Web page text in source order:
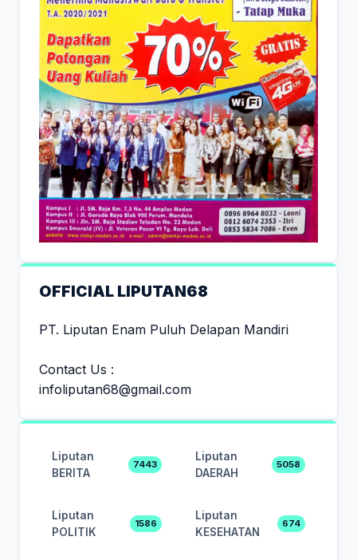
OFFICIAL LIPUTAN68
PT. Liputan Enam Puluh Delapan Mandiri
Contact Us :
infoliputan68@gmail.com
Liputan
BERITA
7443
Liputan
DAERAH
5058
Liputan
POLITIK
1586
Liputan
KESEHATAN
674